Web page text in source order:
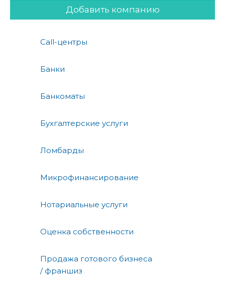
Добавить компанию
Call-центры
Банки
Банкоматы
Бухгалтерские услуги
Ломбарды
Микрофинансирование
Нотариальные услуги
Оценка собственности
Продажа готового бизнеса
/ франшиз